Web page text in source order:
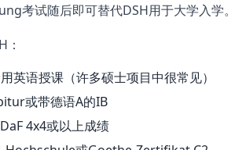
考试随后即可替代DSH用于大学入学。
：
英语授课（许多硕士项目中很常见）
或带德语A的IB
4x4或以上成绩